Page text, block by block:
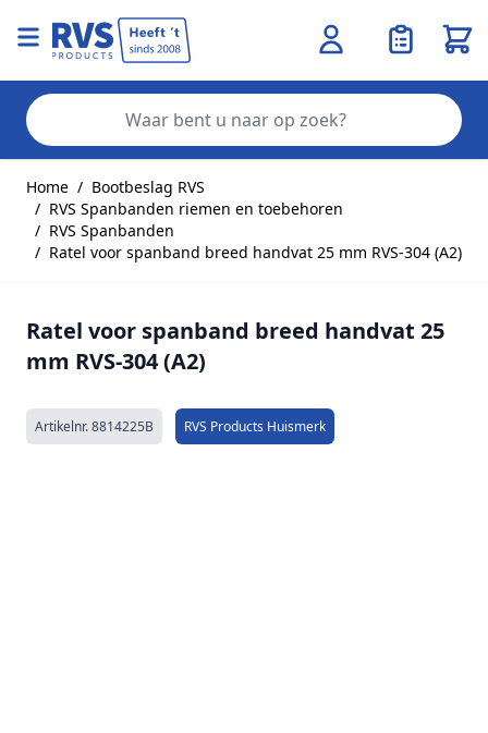
Home / Bootbeslag RVS
/ RVS Spanbanden riemen en toebehoren
/ RVS Spanbanden
/ Ratel voor spanband breed handvat 25 mm RVS-304 (A2)
Ratel voor spanband breed handvat 25
mm RVS-304 (A2)
Artikelnr.8814225B RVS Products Huismerk